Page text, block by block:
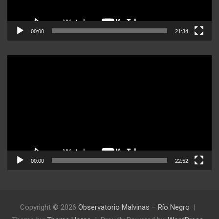
00:00 21:34
00:00 22:52
Copyright © 2026 Observatorio Malvinas – Río Negro